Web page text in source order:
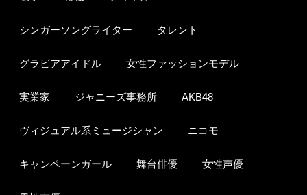
シンガーソングライター タレント
グラビアアイドル 女性ファッションモデル
実業家 ジャニーズ事務所 AKB48
ヴィジュアル系ミュージシャン ニコモ
キャンペーンガール 舞台俳優 女性声優